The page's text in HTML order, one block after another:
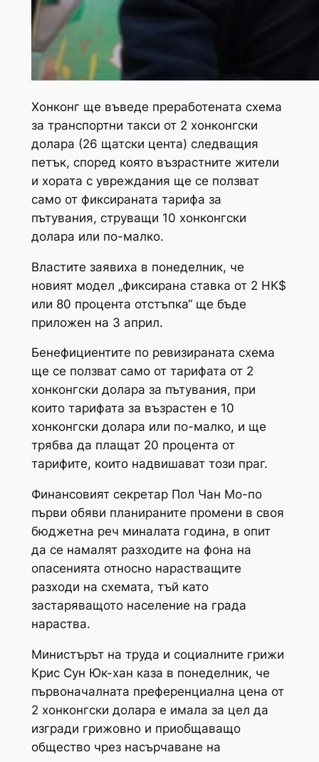
Хонконг ще въведе преработената схема
за транспортни такси от 2 хонконгски
долара (26 щатски цента) следващия
петък, според която възрастните жители
и хората с увреждания ще се ползват
само от фиксираната тарифа за
пътувания, струващи 10 хонконгски
долара или по-малко.
Властите заявиха в понеделник, че
новият модел „фиксирана ставка от 2 HK$
или 80 процента отстъпка“ ще бъде
приложен на 3 април.
Бенефициентите по ревизираната схема
ще се ползват само от тарифата от 2
хонконгски долара за пътувания, при
които тарифата за възрастен е 10
хонконгски долара или по-малко, и ще
трябва да плащат 20 процента от
тарифите, които надвишават този праг.
Финансовият секретар Пол Чан Мо-по
първи обяви планираните промени в своя
бюджетна реч миналата година, в опит
да се намалят разходите на фона на
опасенията относно нарастващите
разходи на схемата, тъй като
застаряващото население на града
нараства.
Министърът на труда и социалните грижи
Крис Сун Юк-хан каза в понеделник, че
първоначалната преференциална цена от
2 хонконгски долара е имала за цел да
изгради грижовно и приобщаващо
общество чрез насърчаване на